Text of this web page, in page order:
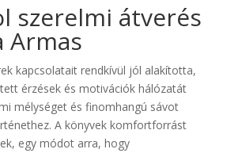
​szerelmi átverés
Armas
kapcsolatait rendkívül jól alakította,
érzések és motivációk hálózatát
mélységet és finomhangú sávot
A könyvek komfortforrást
egy módot arra, hogy